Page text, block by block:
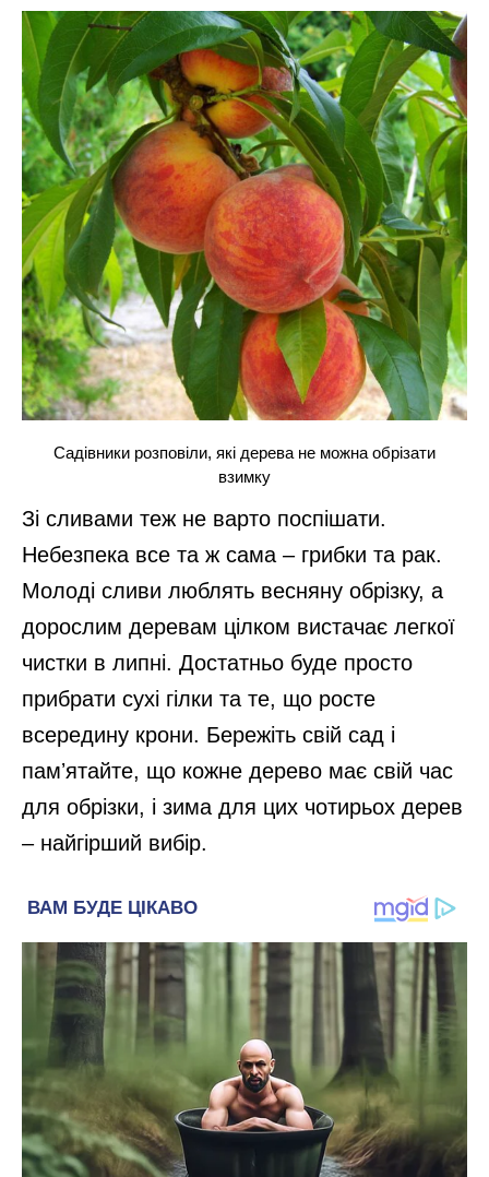
Садівники розповіли, які дерева не можна обрізати
взимку
Зі сливами теж не варто поспішати.
Небезпека все та ж сама – грибки та рак.
Молоді сливи люблять весняну обрізку, а
дорослим деревам цілком вистачає легкої
чистки в липні. Достатньо буде просто
прибрати сухі гілки та те, що росте
всередину крони. Бережіть свій сад і
памʼятайте, що кожне дерево має свій час
для обрізки, і зима для цих чотирьох дерев
– найгірший вибір.